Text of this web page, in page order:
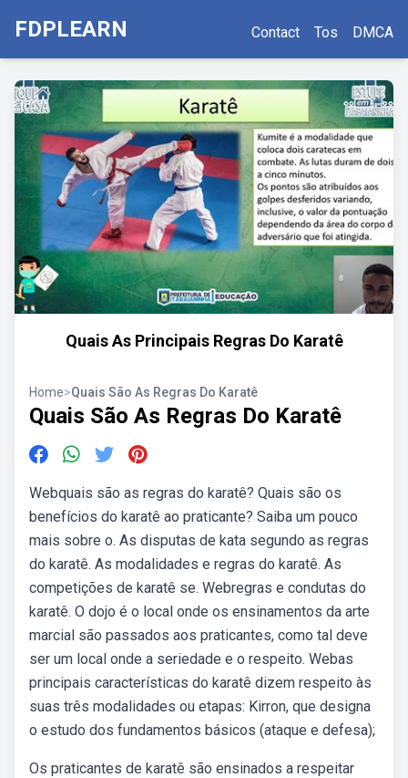
FDPLEARN Contact Tos DMCA
Quais As Principais Regras Do Karatê
Home>Quais São As Regras Do Karatê
Quais São As Regras Do Karatê
Webquais são as regras do karatê? Quais são os
benefícios do karatê ao praticante? Saiba um pouco
mais sobre o. As disputas de kata segundo as regras
do karatê. As modalidades e regras do karatê. As
competições de karatê se. Webregras e condutas do
karatê. O dojo é o local onde os ensinamentos da arte
marcial são passados aos praticantes, como tal deve
ser um local onde a seriedade e o respeito. Webas
principais características do karatê dizem respeito às
suas três modalidades ou etapas: Kirron, que designa
o estudo dos fundamentos básicos (ataque e defesa);
Os praticantes de karatê são ensinados a respeitar